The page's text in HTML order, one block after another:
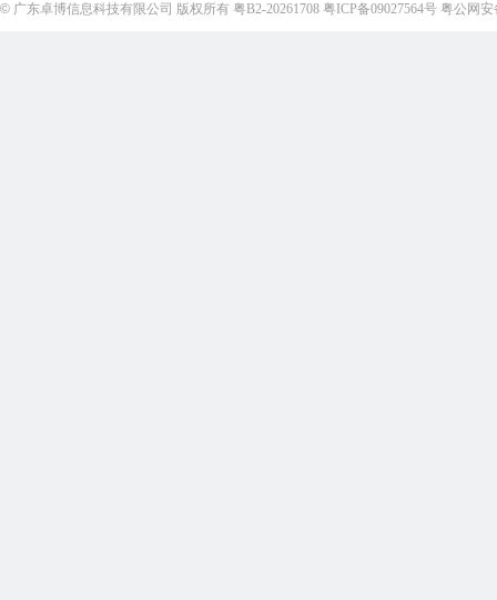
© 广东卓博信息科技有限公司 版权所有 粤B2-20261708 粤ICP备09027564号 粤公网安